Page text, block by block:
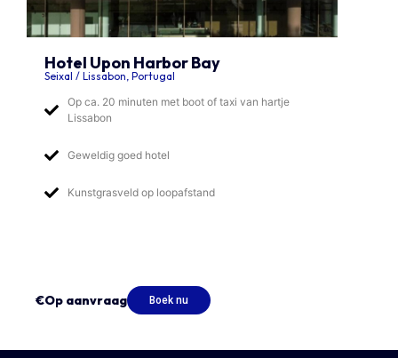
Hotel Upon Harbor Bay
Seixal / Lissabon, Portugal
Op ca. 20 minuten met boot of taxi van hartje
Lissabon
Geweldig goed hotel
Kunstgrasveld op loopafstand
€Op aanvraag Boek nu